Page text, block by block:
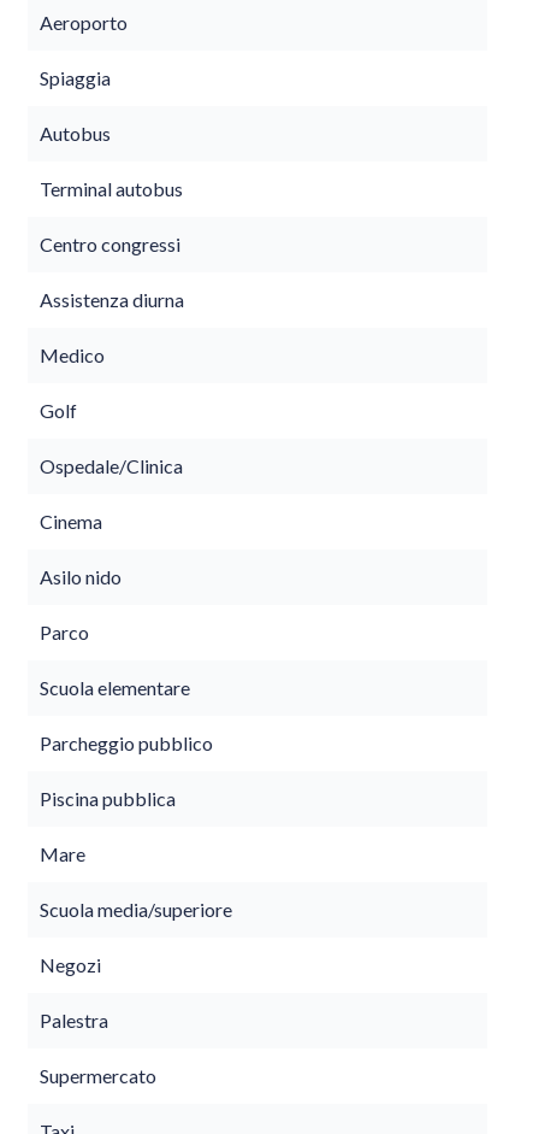
Aeroporto
Spiaggia
Autobus
Terminal autobus
Centro congressi
Assistenza diurna
Medico
Golf
Ospedale/Clinica
Cinema
Asilo nido
Parco
Scuola elementare
Parcheggio pubblico
Piscina pubblica
Mare
Scuola media/superiore
Negozi
Palestra
Supermercato